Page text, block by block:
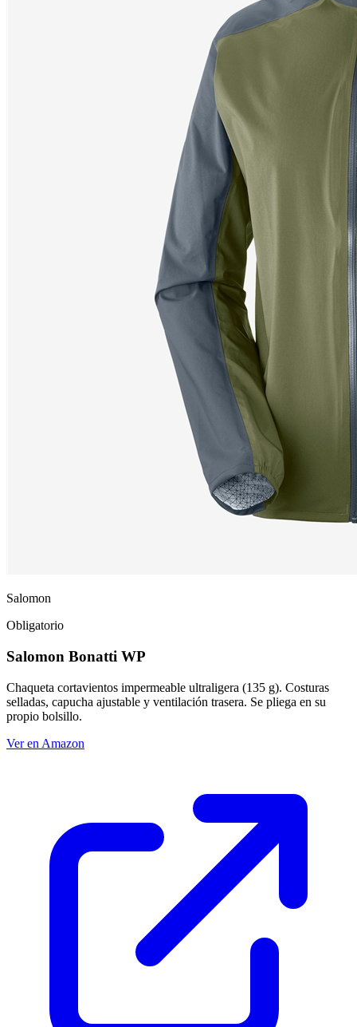
Salomon
Obligatorio
Salomon Bonatti WP
Chaqueta cortavientos impermeable ultraligera (135 g). Costuras
selladas, capucha ajustable y ventilación trasera. Se pliega en su
propio bolsillo.
Ver en Amazon